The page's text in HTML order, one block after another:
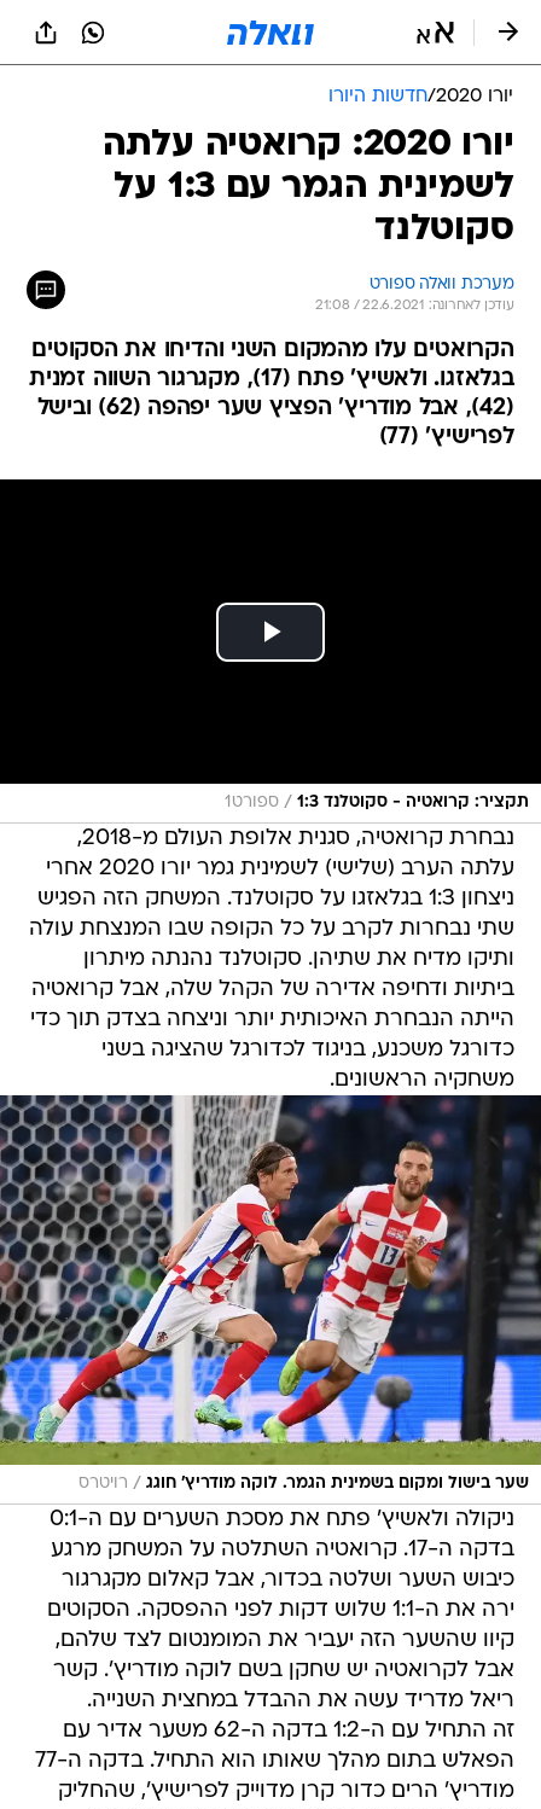
יורו 2020 /חדשות היורו
יורו 2020: קרואטיה עלתה
לשמינית הגמר עם 1:3 על
סקוטלנד
מערכת וואלה ספורט
עודכן לאחרונה: 22.6.2021 / 21:08
הקרואטים עלו מהמקום השני והדיחו את הסקוטים
בגלאזגו. ולאשיץ' פתח (17), מקגרגור השווה זמנית
(42), אבל מודריץ' הפציץ שער יפהפה (62) ובישל
לפרישיץ' (77)
תקציר: קרואטיה - סקוטלנד 1:3 / ספורט1
נבחרת קרואטיה, סגנית אלופת העולם מ-2018,
עלתה הערב (שלישי) לשמינית גמר יורו 2020 אחרי
ניצחון 1:3 בגלאזגו על סקוטלנד. המשחק הזה הפגיש
שתי נבחרות לקרב על כל הקופה שבו המנצחת עולה
ותיקו מדיח את שתיהן. סקוטלנד נהנתה מיתרון
ביתיות ודחיפה אדירה של הקהל שלה, אבל קרואטיה
הייתה הנבחרת האיכותית יותר וניצחה בצדק תוך כדי
כדורגל משכנע, בניגוד לכדורגל שהציגה בשני
משחקיה הראשונים.
שער בישול ומקום בשמינית הגמר. לוקה מודריץ' חוגג / רויטרס
ניקולה ולאשיץ' פתח את מסכת השערים עם ה-0:1
בדקה ה-17. קרואטיה השתלטה על המשחק מרגע
כיבוש השער ושלטה בכדור, אבל קאלום מקגרגור
ירה את ה-1:1 שלוש דקות לפני ההפסקה. הסקוטים
קיוו שהשער הזה יעביר את המומנטום לצד שלהם,
אבל לקרואטיה יש שחקן בשם לוקה מודריץ'. קשר
ריאל מדריד עשה את ההבדל במחצית השנייה.
זה התחיל עם ה-1:2 בדקה ה-62 משער אדיר עם
הפאלש בתום מהלך שאותו הוא התחיל. בדקה ה-77
מודריץ' הרים כדור קרן מדוייק לפרישיץ', שהחליק